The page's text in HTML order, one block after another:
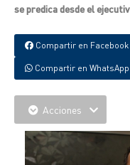
se predica desde el
Compartir en Facebook
Compartir en WhatsApp
Acciones